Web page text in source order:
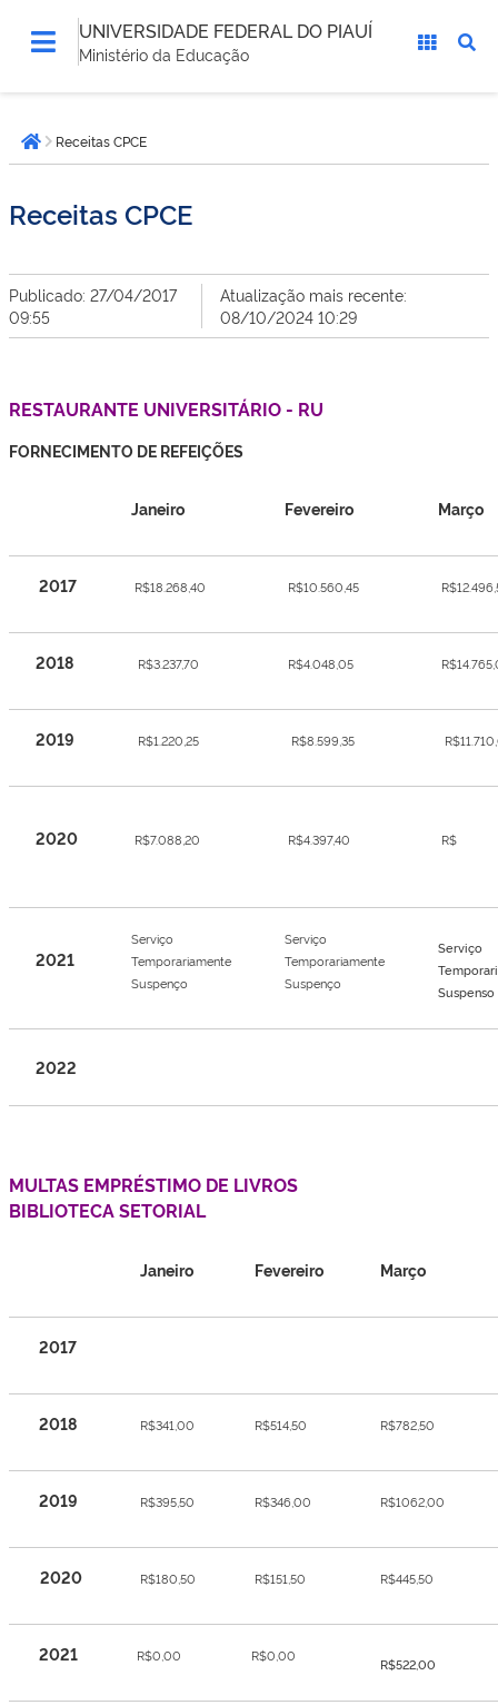
UNIVERSIDADE FEDERAL DO PIAUÍ
Ministério da Educação
está
aqui:Página inicial
Receitas CPCE
Receitas CPCE
Publicado: 27/04/2017
09:55
Atualização mais recente:
08/10/2024 10:29
RESTAURANTE UNIVERSITÁRIO - RU
FORNECIMENTO DE REFEIÇÕES
Janeiro Fevereiro Março
2017 R$18.268,40 R$10.560,45
2018 R$3.237,70 R$4.048,05
2019 R$1.220,25 R$8.599,35
2020 R$7.088,20 R$4.397,40 R$
2021
Serviço
Temporariamente
Suspenço
Serviço
Temporariamente
Suspenço
Serviço
Suspenso
2022
MULTAS EMPRÉSTIMO DE LIVROS
BIBLIOTECA SETORIAL
Janeiro Fevereiro Março
2017
2018 R$341,00 R$514,50 R$782,50
2019 R$395,50 R$346,00 R$1062,00
2020 R$180,50 R$151,50 R$445,50
2021 R$0,00 R$0,00
R$522,00